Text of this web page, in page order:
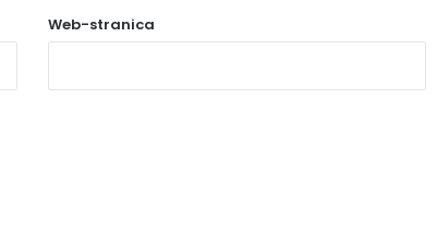
Web-stranica